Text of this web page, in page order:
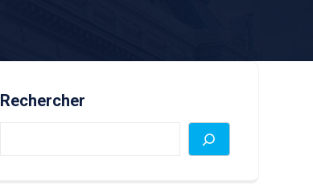
Rechercher